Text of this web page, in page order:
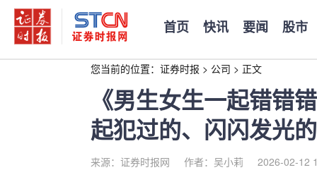
首页 快讯 要闻 股市
您当前的位置： 证券时报 > 公司 > 正文
《男生女生一起错错
起犯过的、闪闪发光
来源：证券时报网 作者：吴小莉 2026-02-12